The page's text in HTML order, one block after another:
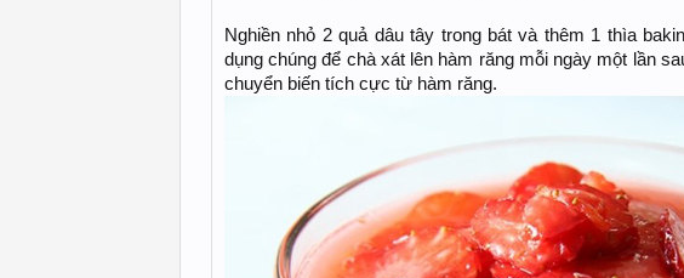
Nghiền nhỏ 2 quả dâu tây trong bát và thêm 1 thìa
dụng chúng để chà xát lên hàm răng mỗi ngày một lần
chuyển biến tích cực từ hàm răng.